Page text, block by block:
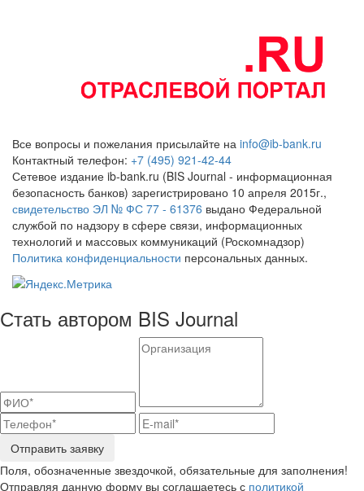
Все вопросы и пожелания присылайте на info@ib-bank.ru
Контактный телефон: +7 (495) 921-42-44
Сетевое издание ib-bank.ru (BIS Journal - информационная
безопасность банков) зарегистрировано 10 апреля 2015г.,
свидетельство ЭЛ № ФС 77 - 61376 выдано Федеральной
службой по надзору в сфере связи, информационных
технологий и массовых коммуникаций (Роскомнадзор)
Политика конфиденциальности персональных данных.
Стать автором BIS Journal
Отправить заявку
Поля, обозначенные звездочкой, обязательные для заполнения!
Отправляя данную форму вы соглашаетесь с политикой